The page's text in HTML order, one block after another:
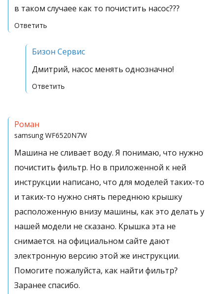
в таком случаее как то почистить насос???
Ответить
Бизон Сервис
Дмитрий, насос менять однозначно!
Ответить
Роман
samsung WF6520N7W
Машина не сливает воду. Я понимаю, что нужно
почистить фильтр. Но в приложенной к ней
инструкции написано, что для моделей таких-то
и таких-то нужно снять переднюю крышку
расположенную внизу машины, как это делать у
нашей модели не сказано. Крышка эта не
снимается. на официальном сайте дают
электронную версию этой же инструкции.
Помогите пожалуйста, как найти фильтр?
Заранее спасибо.